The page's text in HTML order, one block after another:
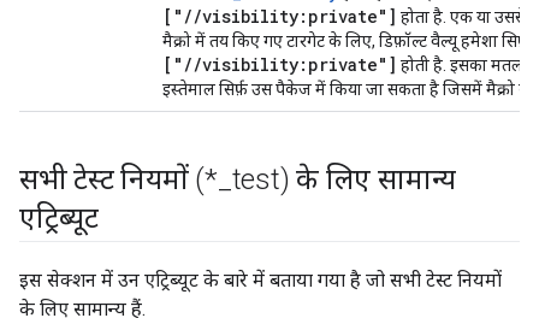
["//visibility:private"] होता है. एक या उससे
मैक्रो में तय किए गए टारगेट के लिए, डिफ़ॉल्ट वैल्यू हमेशा सिर्फ़
["//visibility:private"] होती है. इसका मतलब
इस्तेमाल सिर्फ़ उस पैकेज में किया जा सकता है जिसमें मैक्रो
सभी टेस्ट नियमों (* test) के लिए सामान्य
एट्रिब्यूट
इस सेक्शन में उन एट्रिब्यूट के बारे में बताया गया है जो सभी टेस्ट नियमों
के लिए सामान्य हैं.